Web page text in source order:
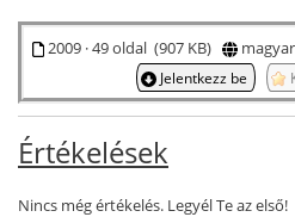
2009 · 49 oldal (907 KB) magyar
Jelentkezz be
Értékelések
Nincs még értékelés. Legyél Te az első!